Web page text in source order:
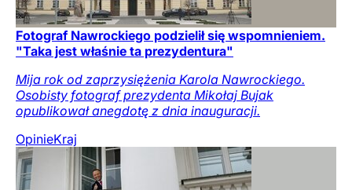
Fotograf Nawrockiego podzielił się wspomnieniem.
"Taka jest właśnie ta prezydentura"
Mija rok od zaprzysiężenia Karola Nawrockiego.
Osobisty fotograf prezydenta Mikołaj Bujak
opublikował anegdotę z dnia inauguracji.
OpinieKraj